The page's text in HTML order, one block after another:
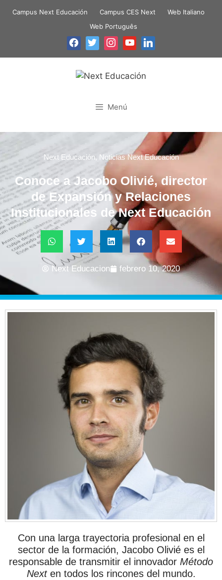
Campus Next Educación Campus CES Next
Web Italiano
Web Português
Menú
Next Educación, Noticias Next Educación
Conoce a Jacobo Olivié, director
de Expansión y Relaciones
Institucionales de Next Educación
Next Educacion febrero 10, 2020
Con una larga trayectoria profesional en el
sector de la formación, Jacobo Olivié es el
responsable de transmitir el innovador Método
Nexten todos los rincones del mundo.